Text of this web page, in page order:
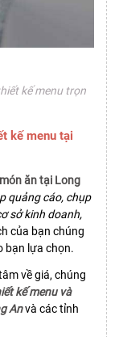
kế menu trọn
kế menu tại
ăn tại Long
quảng cáo, chụp
sở kinh doanh,
của bạn chúng
bạn lựa chọn.
về giá, chúng
kế menu và
Anvà các tỉnh